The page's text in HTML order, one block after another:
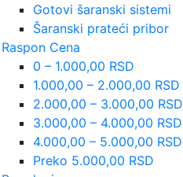
Gotovi šaranski sistemi
Šaranski prateći pribor
Raspon Cena
0 – 1.000,00 RSD
1.000,00 – 2.000,00 RSD
2.000,00 – 3.000,00 RSD
3.000,00 – 4.000,00 RSD
4.000,00 – 5.000,00 RSD
Preko 5.000,00 RSD